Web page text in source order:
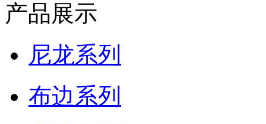
产品展示
尼龙系列
布边系列